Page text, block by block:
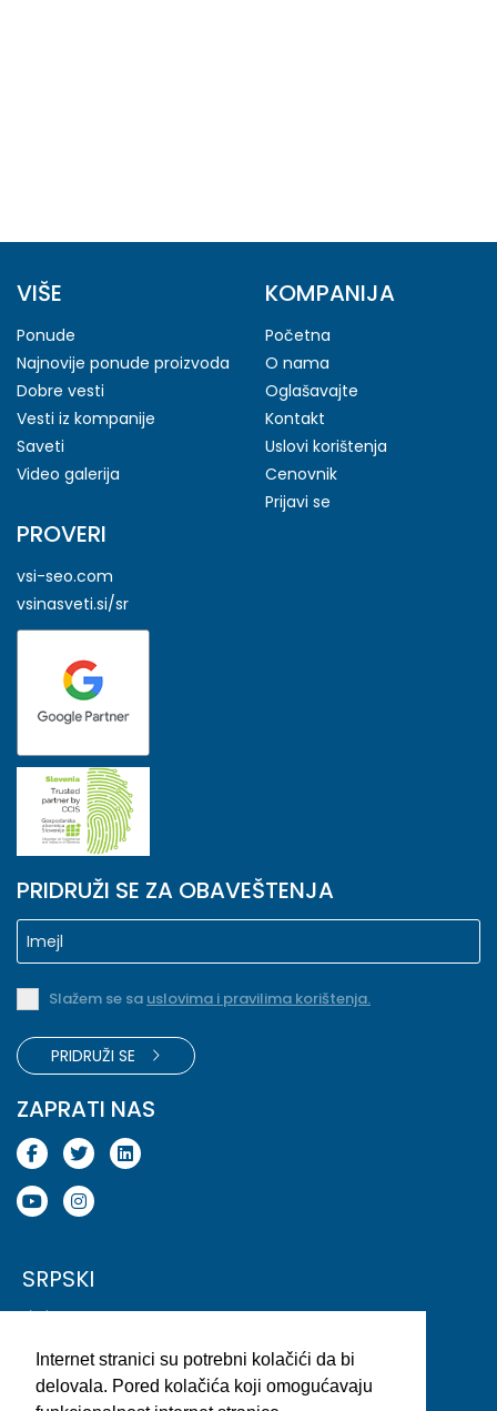
Internet stranici su potrebni kolačići da bi
delovala. Pored kolačića koji omogućavaju
VIŠE
Ponude
Najnovije ponude proizvoda
Dobre vesti
Vesti iz kompanije
Saveti
Video galerija
KOMPANIJA
Početna
O nama
Oglašavajte
Kontakt
Uslovi korištenja
Cenovnik
Prijavi se
PROVERI
vsi-seo.com
vsinasveti.si/sr
PRIDRUŽI SE ZA OBAVEŠTENJA
Slažem se sa uslovima i pravilima korištenja.
PRIDRUŽI SE
ZAPRATI NAS
SRPSKI
English
(EN)
Slovenski (SI)
Deutsch
(DE)